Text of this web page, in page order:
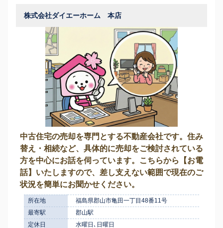
株式会社ダイエーホーム 本店
中古住宅の売却を専門とする不動産会社です。住み
替え・相続など、具体的に売却をご検討されている
方を中心にお話を伺っています。こちらから【お電
話】いたしますので、差し支えない範囲で現在のご
状況を簡単にお聞かせください。
所在地
福島県郡山市亀田一丁目48番11号
最寄駅
郡山駅
定休日
水曜日､日曜日